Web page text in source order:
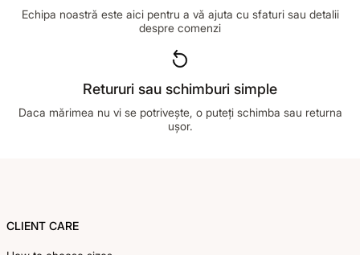
Echipa noastră este aici pentru a vă ajuta cu sfaturi sau detalii
despre comenzi
Retururi sau schimburi simple
Daca mărimea nu vi se potrivește, o puteți schimba sau returna
ușor.
CLIENT CARE